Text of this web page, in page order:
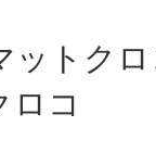
ド
ットク
ロコ